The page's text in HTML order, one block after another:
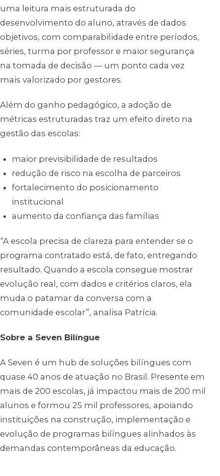
uma leitura mais estruturada do
desenvolvimento do aluno, através de dados
objetivos, com comparabilidade entre períodos,
séries, turma por professor e maior segurança
na tomada de decisão — um ponto cada vez
mais valorizado por gestores.
Além do ganho pedagógico, a adoção de
métricas estruturadas traz um efeito direto na
gestão das escolas:
maior previsibilidade de resultados
redução de risco na escolha de parceiros
fortalecimento do posicionamento
institucional
aumento da confiança das famílias
“A escola precisa de clareza para entender se o
programa contratado está, de fato, entregando
resultado. Quando a escola consegue mostrar
evolução real, com dados e critérios claros, ela
muda o patamar da conversa com a
comunidade escolar”, analisa Patrícia.
Sobre a Seven Bilíngue
A Seven é um hub de soluções bilíngues com
quase 40 anos de atuação no Brasil. Presente em
mais de 200 escolas, já impactou mais de 200 mil
alunos e formou 25 mil professores, apoiando
instituições na construção, implementação e
evolução de programas bilíngues alinhados às
demandas contemporâneas da educação.